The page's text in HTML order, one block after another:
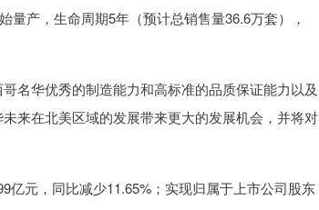
产，生命周期5年（预计总销售量36.6万套），
名华优秀的制造能力和高标准的品质保证能力以及
来在北美区域的发展带来更大的发展机会，并将对
亿元，同比减少11.65%；实现归属于上市公司股东